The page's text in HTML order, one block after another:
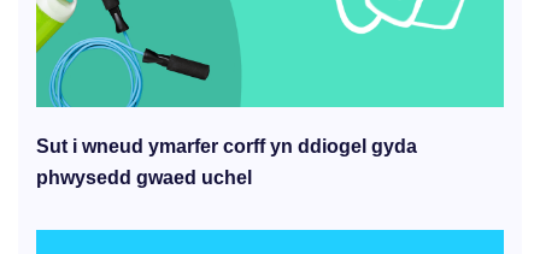
Sut i wneud ymarfer corff yn ddiogel gyda
phwysedd gwaed uchel